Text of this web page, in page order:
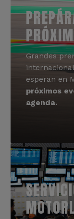
Grandes
esperan en
próximos
agenda.